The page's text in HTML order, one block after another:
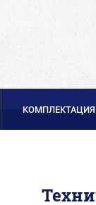
КОМПЛЕКТАЦИЯ